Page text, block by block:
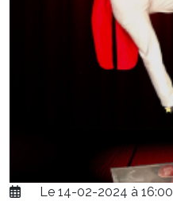
Le 14-02-2024 à 16:00